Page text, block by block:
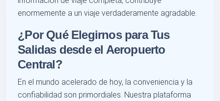
enormemente a un viaje verdaderamente agradable.
¿Por Qué Elegirnos para Tus
Salidas desde el Aeropuerto
Central?
En el mundo acelerado de hoy, la conveniencia y la
confiabilidad son primordiales. Nuestra plataforma